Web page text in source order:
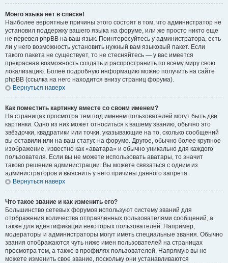
Моего языка нет в списке!
Наиболее вероятные причины этого состоят в том, что администратор не
установил поддержку вашего языка на форуме, или же просто никто еще
не перевел phpBB на ваш язык. Поинтересуйтесь у администратора, есть
ли у него возможность установить нужный вам языковый пакет. Если
такого пакета не существует, то не стесняйтесь — у вас имеется
прекрасная возможность создать и распространить по всему миру свою
локализацию. Более подробную информацию можно получить на сайте
phpBB (ссылка на него находится внизу страниц форума).
Вернуться наверх
Как поместить картинку вместе со своим именем?
На страницах просмотра тем под именем пользователей могут быть две
картинки. Одно из них может относиться к вашему званию, обычно это
звёздочки, квадратики или точки, указывающие на то, сколько сообщений
вы оставили или на ваш статус на форуме. Другое, обычно более крупное
изображение, известно как «аватара» и обычно уникально для каждого
пользователя. Если вы не можете использовать аватары, то значит
таково решение администрации. Вы можете связаться с одним из
администраторов и выяснить у него причины данного запрета.
Вернуться наверх
Что такое звание и как изменить его?
Большинство сетевых форумов используют систему званий для
отображения количества отправленных пользователями сообщений, а
также для идентификации некоторых пользователей. Например,
модераторы и администраторы могут иметь специальные звания. Обычно
звания отображаются чуть ниже имен пользователей на страницах
просмотра тем, а также в профилях пользователей. Напрямую вы не
можете изменить свое звание, поскольку они устанавливаются